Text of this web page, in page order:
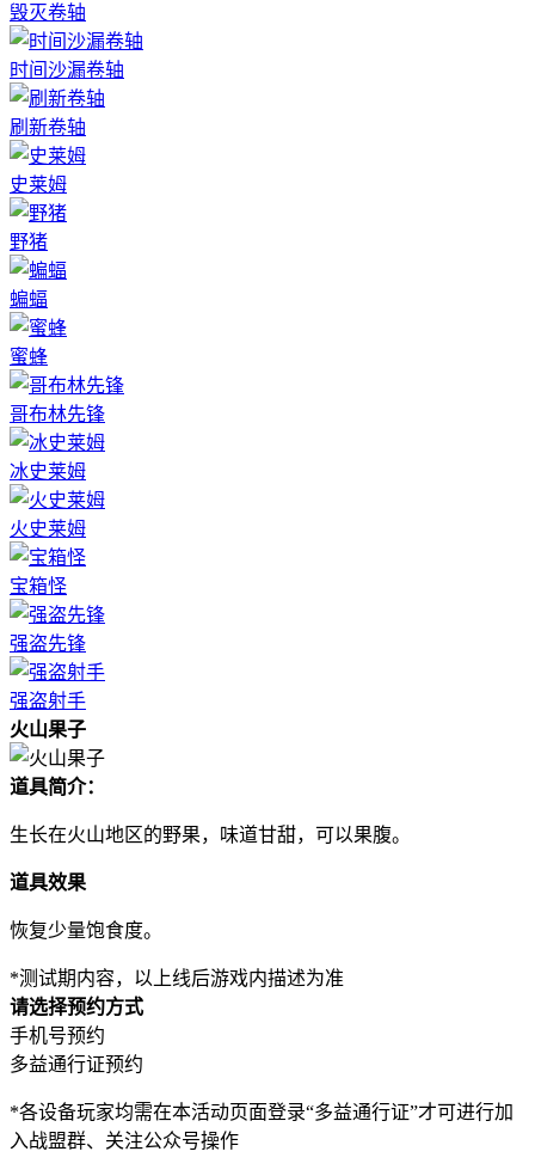
毁灭卷轴
时间沙漏卷轴
刷新卷轴
史莱姆
野猪
蝙蝠
蜜蜂
哥布林先锋
冰史莱姆
火史莱姆
宝箱怪
强盗先锋
强盗射手
火山果子
道具简介：
生长在火山地区的野果，味道甘甜，可以果腹。
道具效果
恢复少量饱食度。
*测试期内容，以上线后游戏内描述为准
请选择预约方式
手机号预约
多益通行证预约
*各设备玩家均需在本活动页面登录“多益通行证”才可进行加
入战盟群、关注公众号操作